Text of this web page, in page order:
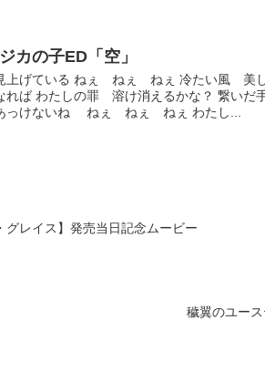
カの子ED「空」
上げている ねぇ ねぇ ねぇ 冷たい風 美
ば わたしの罪 溶け消えるかな？ 繋い
っけないね ねぇ ねぇ ねぇ わたし...
グレイス】発売当日記念ムービー
穢翼のユー